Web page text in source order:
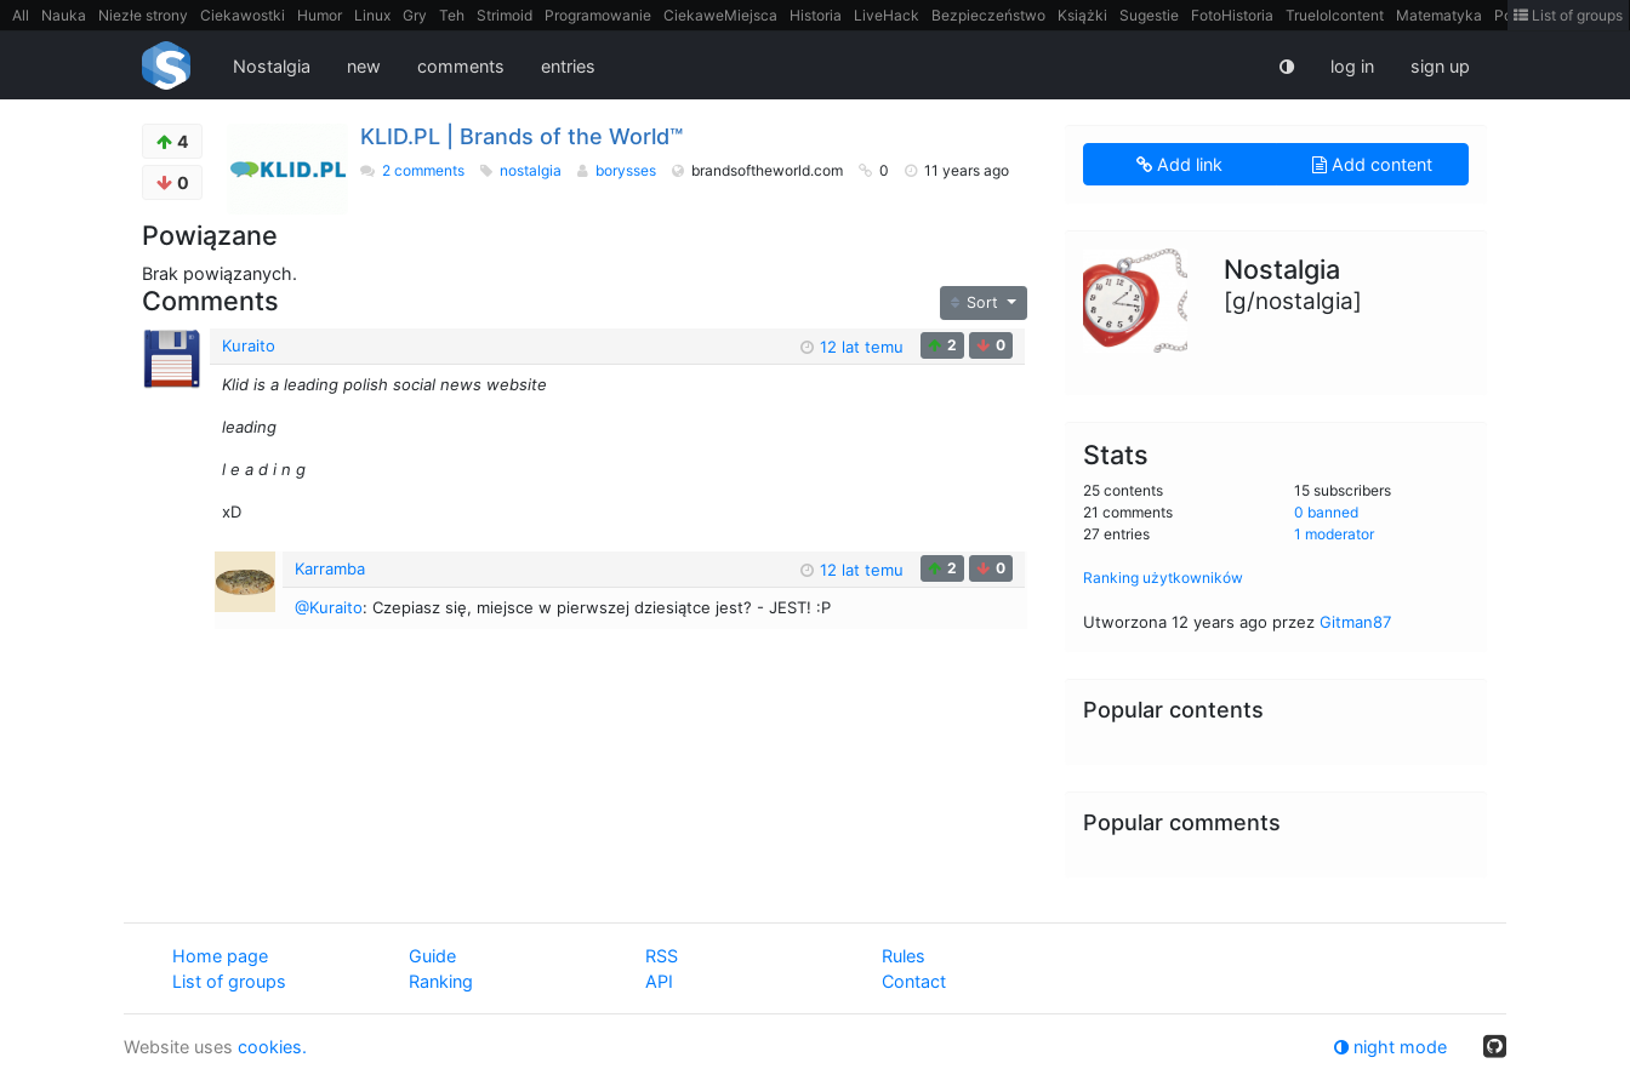
All Nauka Niezłe strony Ciekawostki Humor Linux Gry Teh Strimoid Programowanie CiekaweMiejsca Historia LiveHack Bezpieczeństwo Książki Sugestie FotoHistoria Truelolcontent Matematyka Polska
intern
FilmyDokumentalne
List of groups
Nostalgia new comments entries log in sign up
4
0
KLID.PL | Brands of the World™
2 comments nostalgia borysses brandsoftheworld.com 0 11 years ago
Powiązane
Brak powiązanych.
Comments Sort
Kuraito 12 lat temu 2 0
Klid is a leading polish social news website
leading
l e a d i n g
xD
Karramba 12 lat temu 2 0
@Kuraito: Czepiasz się, miejsce w pierwszej dziesiątce jest? - JEST! :P
Add link Add content
Nostalgia
[g/nostalgia]
Stats
25 contents
21 comments
27 entries
15 subscribers
0 banned
1 moderator
Ranking użytkowników
Utworzona 12 years ago przez Gitman87
Popular contents
Popular comments
Home page
List of groups
Guide
Ranking
RSS
API
Rules
Contact
Website uses cookies. night mode